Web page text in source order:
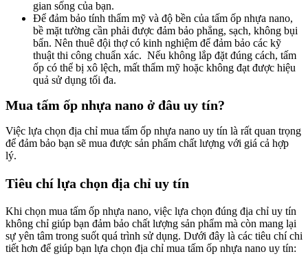
gian sống của bạn.
Để đảm bảo tính thẩm mỹ và độ bền của tấm ốp nhựa nano,
bề mặt tường cần phải được đảm bảo phẳng, sạch, không bụi
bẩn. Nên thuê đội thợ có kinh nghiệm để đảm bảo các kỹ
thuật thi công chuẩn xác. Nếu không lắp đặt đúng cách, tấm
ốp có thể bị xô lệch, mất thẩm mỹ hoặc không đạt được hiệu
quả sử dụng tối đa.
Mua tấm ốp nhựa nano ở đâu uy tín?
Việc lựa chọn địa chỉ mua tấm ốp nhựa nano uy tín là rất quan trọng
để đảm bảo bạn sẽ mua được sản phẩm chất lượng với giá cả hợp
lý.
Tiêu chí lựa chọn địa chỉ uy tín
Khi chọn mua tấm ốp nhựa nano, việc lựa chọn đúng địa chỉ uy tín
không chỉ giúp bạn đảm bảo chất lượng sản phẩm mà còn mang lại
sự yên tâm trong suốt quá trình sử dụng. Dưới đây là các tiêu chí chi
tiết hơn để giúp bạn lựa chọn địa chỉ mua tấm ốp nhựa nano uy tín: